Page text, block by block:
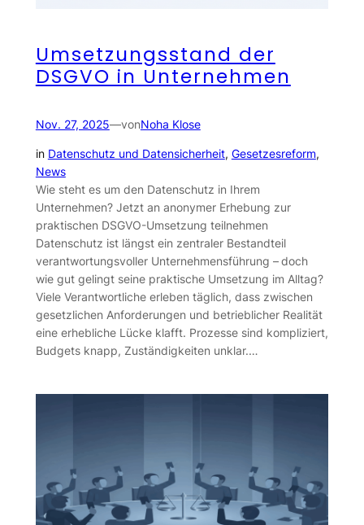
Umsetzungsstand der
DSGVO in Unternehmen
Nov. 27, 2025—vonNoha Klose
in Datenschutz und Datensicherheit, Gesetzesreform
News
Wie steht es um den Datenschutz in Ihrem
Unternehmen? Jetzt an anonymer Erhebung zur
praktischen DSGVO-Umsetzung teilnehmen
Datenschutz ist längst ein zentraler Bestandteil
verantwortungsvoller Unternehmensführung – doch
wie gut gelingt seine praktische Umsetzung im Alltag?
Viele Verantwortliche erleben täglich, dass zwischen
gesetzlichen Anforderungen und betrieblicher Realität
eine erhebliche Lücke klafft. Prozesse sind kompliziert,
Budgets knapp, Zuständigkeiten unklar.…